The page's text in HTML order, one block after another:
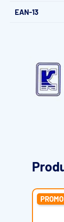
KSE100M
EAN-13
PROMO